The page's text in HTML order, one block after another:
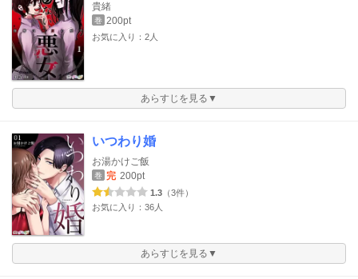
貴緒
巻 200pt
お気に入り：2人
あらすじを見る▼
いつわり婚
お湯かけご飯
巻 完 200pt
1.3 （3件）
お気に入り：36人
あらすじを見る▼